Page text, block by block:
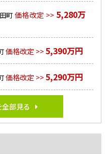
町 価格改定 >> 5,280万
価格改定 >> 5,390万円
価格改定 >> 5,290万円
部見る